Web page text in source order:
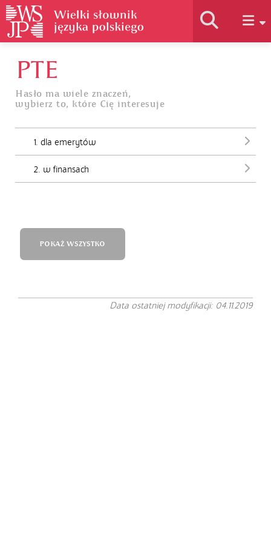
Jak korzystać
PTE
Hasło ma wiele znaczeń,
wybierz to, które Cię interesuje
1. dla emerytów
2. w finansach
POKAŻ WSZYSTKO
Data ostatniej modyfikacji: 04.11.2019